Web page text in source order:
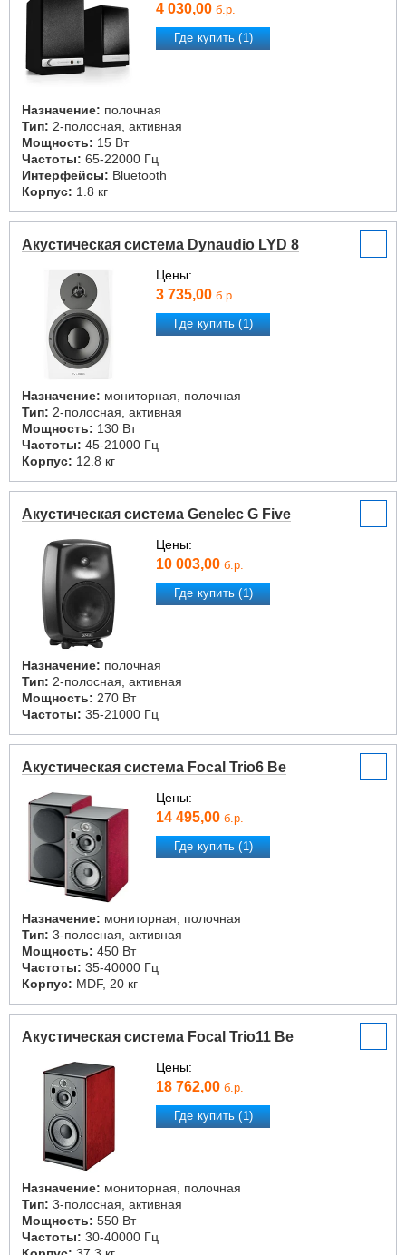
4 030,00 б.р.
Где купить (1)
Назначение: полочная
Тип: 2-полосная, активная
Мощность: 15 Вт
Частоты: 65-22000 Гц
Интерфейсы: Bluetooth
Корпус: 1.8 кг
Акустическая система Dynaudio LYD 8
Цены:
3 735,00 б.р.
Где купить (1)
Назначение: мониторная, полочная
Тип: 2-полосная, активная
Мощность: 130 Вт
Частоты: 45-21000 Гц
Корпус: 12.8 кг
Акустическая система Genelec G Five
Цены:
10 003,00 б.р.
Где купить (1)
Назначение: полочная
Тип: 2-полосная, активная
Мощность: 270 Вт
Частоты: 35-21000 Гц
Акустическая система Focal Trio6 Be
Цены:
14 495,00 б.р.
Где купить (1)
Назначение: мониторная, полочная
Тип: 3-полосная, активная
Мощность: 450 Вт
Частоты: 35-40000 Гц
Корпус: MDF, 20 кг
Акустическая система Focal Trio11 Be
Цены:
18 762,00 б.р.
Где купить (1)
Назначение: мониторная, полочная
Тип: 3-полосная, активная
Мощность: 550 Вт
Частоты: 30-40000 Гц